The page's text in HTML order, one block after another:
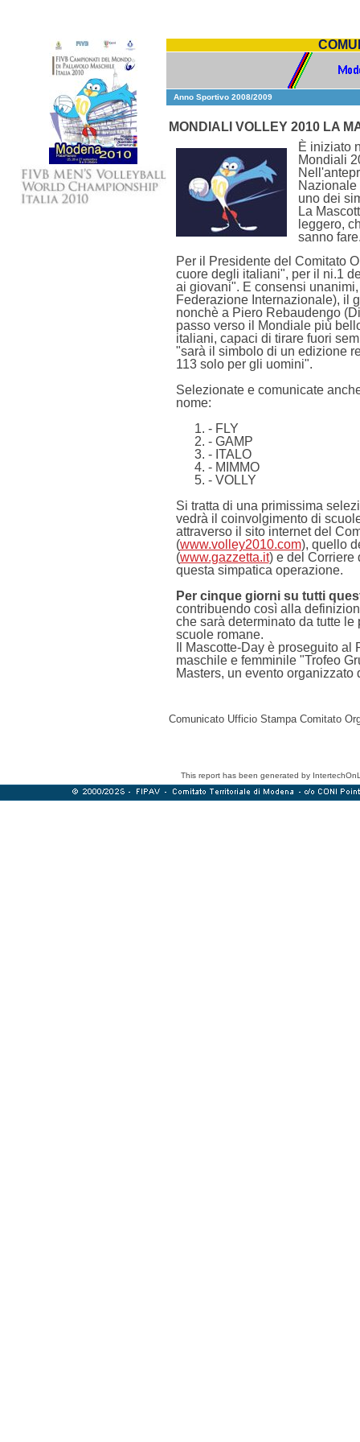
Anno Sportivo 2008/2009
MONDIALI VOLLEY 2010 LA
È iniziato
Mondiali
Nazionale
uno dei
La
leggero,
sanno
Per il Presidente del Comitato
cuore degli italiani", per il ni.1
ai giovani". E consensi
Federazione Internazionale), il
nonchè a Piero Rebaudengo
passo verso il Mondiale più
italiani, capaci di tirare fuori
"sarà il simbolo di un edizione
113 solo per gli uomini".
Selezionate e comunicate
nome:
- FLY
- GAMP
- ITALO
- MIMMO
- VOLLY
Si tratta di una primissima
vedrà il coinvolgimento di
attraverso il sito internet del
(www.volley2010.com), quello
(www.gazzetta.it) e del Corriere
questa simpatica operazione.
Per cinque giorni su tutti
contribuendo così alla
che sarà determinato da tutte
scuole romane.
Il Mascotte-Day è proseguito
maschile e femminile "Trofeo
Masters, un evento
Comunicato Ufficio Stampa Comitato
This report has been generated by